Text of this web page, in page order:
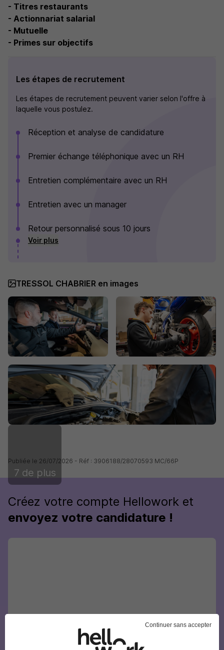
- Titres restaurants
- Actionnariat salarial
- Mutuelle
- Primes sur objectifs
Les étapes de recrutement
Les étapes de recrutement peuvent varier selon l'offre à
laquelle vous postulez.
Réception et analyse de candidature
Premier échange téléphonique avec un RH
Entretien complémentaire avec un RH
Entretien avec un manager
Retour personnalisé sous 10 jours
Voir plus
TRESSOL CHABRIER en images
7 de plus
Publiée le 26/07/2026 - Réf : 3906188/28070593 MC/66P
Créez votre compte Hellowork et
envoyez votre candidature !
Continuer sans accepter